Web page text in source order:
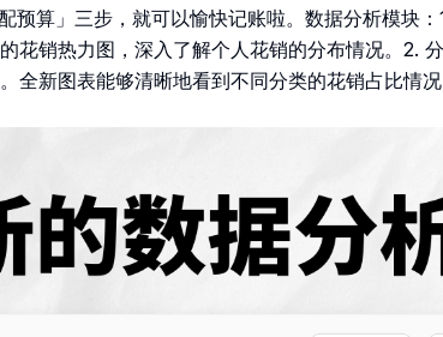
预算」三步，就可以愉快记账啦。数据分析模块
花销热力图，深入了解个人花销的分布情况。2.
全新图表能够清晰地看到不同分类的花销占比情